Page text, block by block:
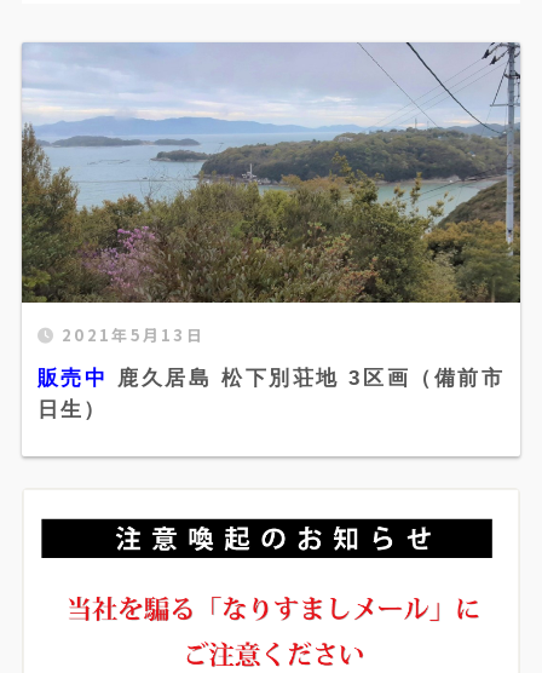
2021年5月13日
販売中
鹿久居島 松下別荘地 3区画（備前市
日生）